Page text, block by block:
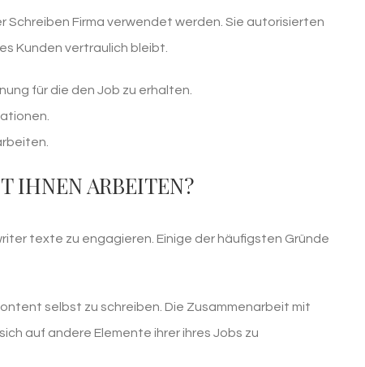
Firma verwendet werden. Sie autorisierten
Kunden vertraulich bleibt.
für die den Job zu erhalten.
IHNEN ARBEITEN?
texte zu engagieren. Einige der häufigsten Gründe
selbst zu schreiben. Die Zusammenarbeit mit
auf andere Elemente ihrer ihres Jobs zu